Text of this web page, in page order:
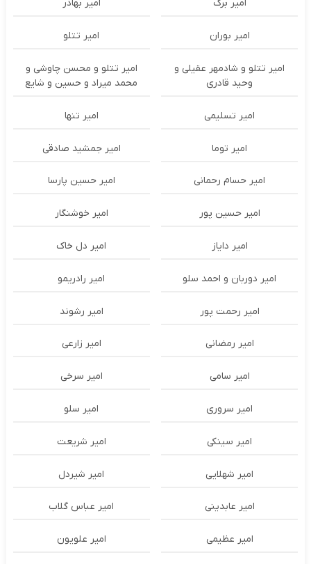
امیر برک امیر بهادر
امیر بوران امیر تتلو
امیر تتلو و شادمهر عقیلی و
وحید قادری
امیر تتلو و محسن چاوشی و
محمد میراد و حسین و شایع
امیر تسلیمی امیر تنها
امیر توما امیر جمشید صادقی
امیر حسام رحمانی امیر حسین پارسا
امیر حسین پور امیر خوشنگار
امیر دایاز امیر دل خاک
امیر دوربان و احمد سلو امیر رادریمو
امیر رحمت پور امیر رشوند
امیر رمضانی امیر زارعی
امیر سامی امیر سرخی
امیر سروری امیر سلو
امیر سینکی امیر شریعت
امیر شهلایی امیر شیردل
امیر عابدینی امیر عباس گلاب
امیر عظیمی امیر علویون